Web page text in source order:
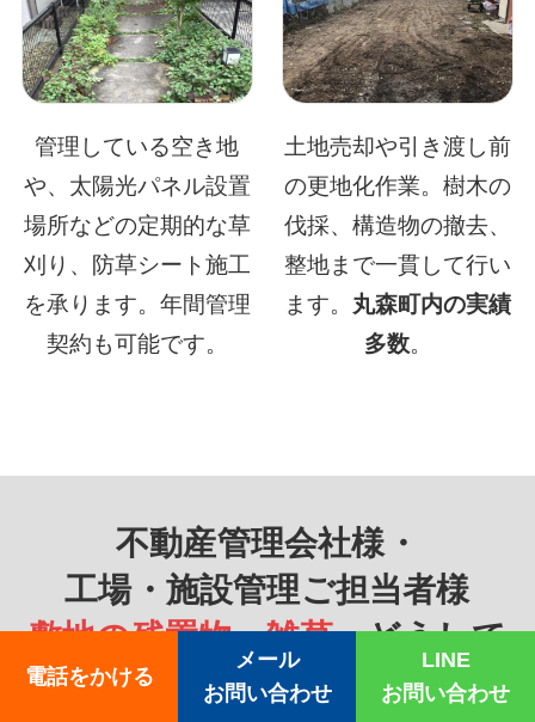
管理している空き地
や、太陽光パネル設置
場所などの定期的な草
刈り、防草シート施工
を承ります。年間管理
契約も可能です。
土地売却や引き渡し前
の更地化作業。樹木の
伐採、構造物の撤去、
整地まで一貫して行い
ます。 丸森町内の実績
多数。
不動産管理会社様・
工場・施設管理ご担当者様
敷地の残置物・雑草、どうして
ますか？
電話をかける
メール
お問い合わせ
LINE
お問い合わせ